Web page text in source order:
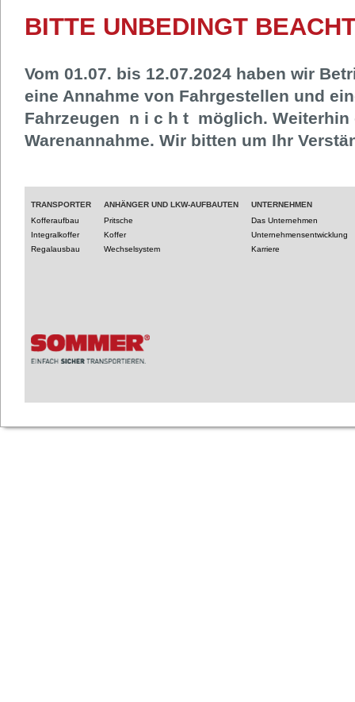
BITTE UNBEDINGT
Vom 01.07. bis 12.07.2024 haben wir
eine Annahme von Fahrgestellen und
Fahrzeugen n i c h t möglich. Weiterhin
Warenannahme. Wir bitten um Ihr
TRANSPORTER
Kofferaufbau
Integralkoffer
Regalausbau
ANHÄNGER UND LKW-AUFBAUTEN
Pritsche
Koffer
Wechselsystem
UNTERNEHMEN
Das Unternehmen
Unternehmensentwicklung
Karriere